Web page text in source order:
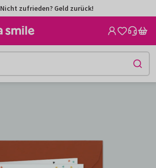
Nicht zufrieden? Geld zurück!